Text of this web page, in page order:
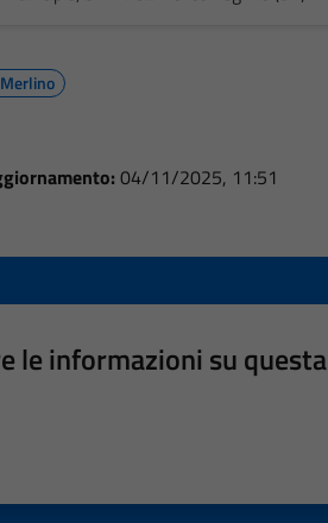
04/11/2025, 11:51
le informazioni su questa